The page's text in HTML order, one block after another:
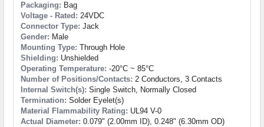
Packaging: Bag
Voltage - Rated: 24VDC
Connector Type: Jack
Gender: Male
Mounting Type: Through Hole
Shielding: Unshielded
Operating Temperature: -20°C ~ 85°C
Number of Positions/Contacts: 2 Conductors, 3 Contacts
Internal Switch(s): Single Switch, Normally Closed
Termination: Solder Eyelet(s)
Material Flammability Rating: UL94 V-0
Actual Diameter: 0.079" (2.00mm ID), 0.248" (6.30mm OD)